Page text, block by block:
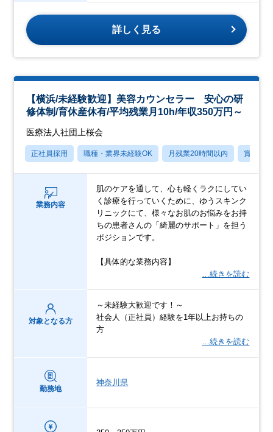
詳しく見る
【横浜/未経験歓迎】美容カウンセラー 安心の研
修体制/育休産休有/平均残業月10h/年収350万円～
医療法人社団上桜会
正社員採用 職種・業界未経験OK 月残業20時間以内 賞与あり
業務内容
肌のケアを通して、心も軽くラクにしてい
く診療を行っていくために、ゆうスキンク
リニックにて、様々なお肌のお悩みをお持
ちの患者さんの「綺麗のサポート」を担う
ポジションです。
【具体的な業務内容】
…続きを読む
対象となる方
～未経験大歓迎です！～
社会人（正社員）経験を1年以上お持ちの
方
…続きを読む
勤務地
神奈川県